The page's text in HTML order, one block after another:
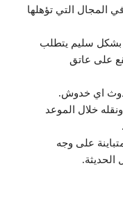
المجال التي تؤهلها
بشكل سليم يتطلب
على عاتق
اي خدوش.
خلال الموعد
على وجه